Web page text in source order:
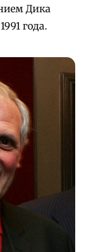
Дика
года.